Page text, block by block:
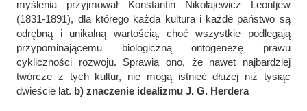
myślenia przyjmował Konstantin Nikołajewicz Leontjew
(1831-1891), dla którego każda kultura i każde państwo są
odrębną i unikalną wartością, choć wszystkie podlegają
przypominającemu biologiczną ontogenezę prawu
cykliczności rozwoju. Sprawia ono, że nawet najbardziej
twórcze z tych kultur, nie mogą istnieć dłużej niż tysiąc
dwieście lat. b) znaczenie idealizmu J. G. Herdera